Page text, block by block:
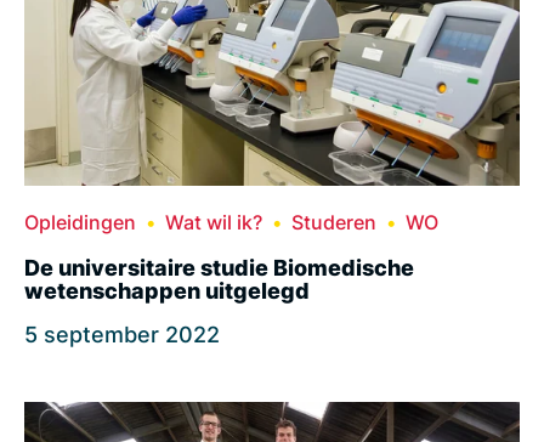
Opleidingen Wat wil ik? Studeren WO
De universitaire studie Biomedische
wetenschappen uitgelegd
5 september 2022